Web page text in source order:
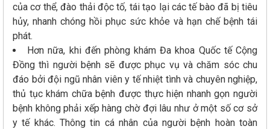
của cơ thể, đào thải độc tố, tái tạo lại các tế bào đã bị tiêu
hủy, nhanh chóng hồi phục sức khỏe và hạn chế bệnh tái
phát.
Hơn nữa, khi đến phòng khám Đa khoa Quốc tế Cộng
Đồng thì người bệnh sẽ được phục vụ và chăm sóc chu
đáo bởi đội ngũ nhân viên y tế nhiệt tình và chuyên nghiệp,
thủ tục khám chữa bệnh được thực hiện nhanh gọn người
bệnh không phải xếp hàng chờ đợi lâu như ở một số cơ sở
y tế khác. Thông tin cá nhân của người bệnh hoàn toàn